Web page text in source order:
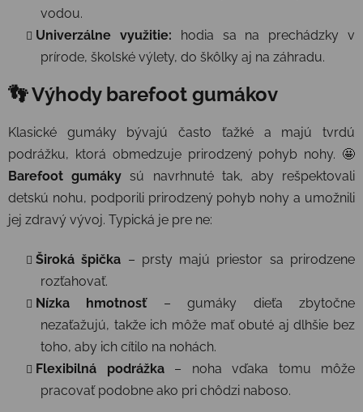
vodou.
Univerzálne využitie: hodia sa na prechádzky v
prírode, školské výlety, do škôlky aj na záhradu.
👣 Výhody barefoot gumákov
Klasické gumáky bývajú často ťažké a majú tvrdú
podrážku, ktorá obmedzuje prirodzený pohyb nohy. 🤩
Barefoot gumáky sú navrhnuté tak, aby rešpektovali
detskú nohu, podporili prirodzený pohyb nohy a umožnili
jej zdravý vývoj. Typická je pre ne:
Široká špička – prsty majú priestor sa prirodzene
rozťahovať.
Nízka hmotnosť– gumáky dieťa zbytočne
nezaťažujú, takže ich môže mať obuté aj dlhšie bez
toho, aby ich cítilo na nohách.
Flexibilná podrážka– noha vďaka tomu môže
pracovať podobne ako pri chôdzi naboso.